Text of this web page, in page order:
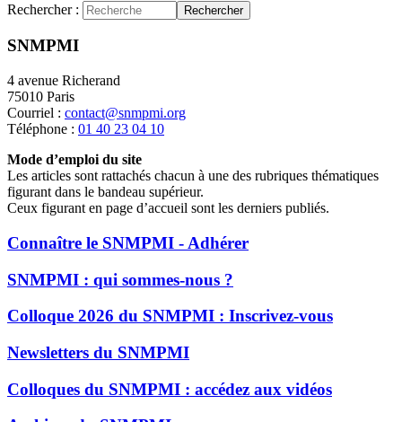
Rechercher : Rechercher
SNMPMI
4 avenue Richerand
75010 Paris
Courriel : contact@snmpmi.org
Téléphone : 01 40 23 04 10
Mode d’emploi du site
Les articles sont rattachés chacun à une des rubriques thématiques
figurant dans le bandeau supérieur.
Ceux figurant en page d’accueil sont les derniers publiés.
Connaître le SNMPMI - Adhérer
SNMPMI : qui sommes-nous ?
Colloque 2026 du SNMPMI : Inscrivez-vous
Newsletters du SNMPMI
Colloques du SNMPMI : accédez aux vidéos